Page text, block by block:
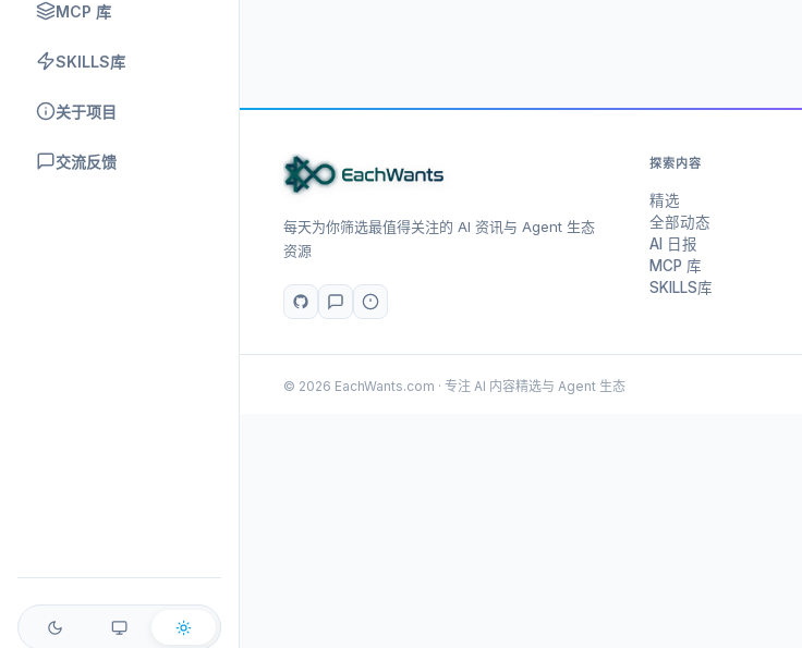
MCP 库
SKILLS库
关于项目
交流反馈
每天为你筛选最值得关注的 AI 资讯与 Agent 生态
资源
探索内容
精选
全部动态
AI 日报
MCP 库
SKILLS库
© 2026 EachWants.com · 专注 AI 内容精选与 Agent 生态